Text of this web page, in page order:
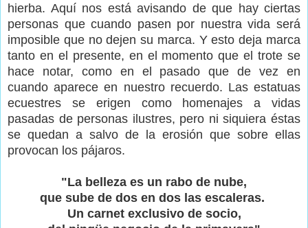
hierba. Aquí nos está avisando de que hay ciertas
personas que cuando pasen por nuestra vida será
imposible que no dejen su marca. Y esto deja marca
tanto en el presente, en el momento que el trote se
hace notar, como en el pasado que de vez en
cuando aparece en nuestro recuerdo. Las estatuas
ecuestres se erigen como homenajes a vidas
pasadas de personas ilustres, pero ni siquiera éstas
se quedan a salvo de la erosión que sobre ellas
provocan los pájaros.
"La belleza es un rabo de nube,
que sube de dos en dos las escaleras.
Un carnet exclusivo de socio,